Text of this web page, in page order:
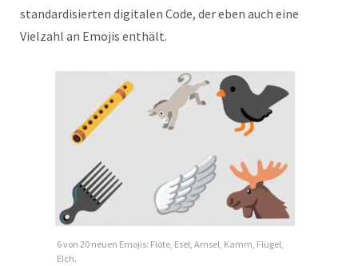
standardisierten digitalen Code, der eben auch eine
Vielzahl an Emojis enthält.
6 von 20 neuen Emojis: Flöte, Esel, Amsel, Kamm, Flügel,
Elch.